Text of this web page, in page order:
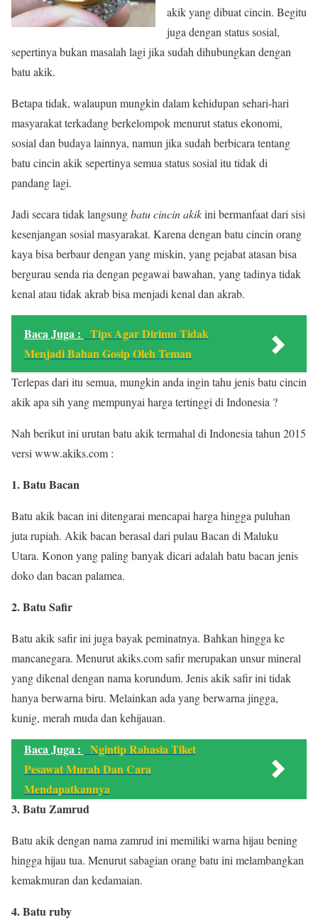
akik yang dibuat cincin. Begitu
juga dengan status sosial,
sepertinya bukan masalah lagi jika sudah dihubungkan dengan
batu akik.
Betapa tidak, walaupun mungkin dalam kehidupan sehari-hari
masyarakat terkadang berkelompok menurut status ekonomi,
sosial dan budaya lainnya, namun jika sudah berbicara tentang
batu cincin akik sepertinya semua status sosial itu tidak di
pandang lagi.
Jadi secara tidak langsungbatu cincin akikini bermanfaat dari sisi
kesenjangan sosial masyarakat. Karena dengan batu cincin orang
kaya bisa berbaur dengan yang miskin, yang pejabat atasan bisa
bergurau senda ria dengan pegawai bawahan, yang tadinya tidak
kenal atau tidak akrab bisa menjadi kenal dan akrab.
Baca Juga :
Tips Agar Dirimu Tidak
Menjadi Bahan Gosip Oleh Teman
Terlepas dari itu semua, mungkin anda ingin tahu jenis batu cincin
akik apa sih yang mempunyai harga tertinggi di Indonesia ?
Nah berikut ini urutan batu akik termahal di Indonesia tahun 2015
versi www.akiks.com :
1.Batu Bacan
Batu akik bacan ini ditengarai mencapai harga hingga puluhan
juta rupiah. Akik bacan berasal dari pulau Bacan di Maluku
Utara. Konon yang paling banyak dicari adalah batu bacan jenis
doko dan bacan palamea.
2.Batu Safir
Batu akik safir ini juga bayak peminatnya. Bahkan hingga ke
mancanegara. Menurut akiks.com safir merupakan unsur mineral
yang dikenal dengan nama korundum. Jenis akik safir ini tidak
hanya berwarna biru. Melainkan ada yang berwarna jingga,
kunig, merah muda dan kehijauan.
Baca Juga :
Ngintip Rahasia Tiket
Pesawat Murah Dan Cara
Mendapatkannya
3. Batu Zamrud
Batu akik dengan nama zamrud ini memiliki warna hijau bening
hingga hijau tua. Menurut sabagian orang batu ini melambangkan
kemakmuran dan kedamaian.
4. Batu ruby